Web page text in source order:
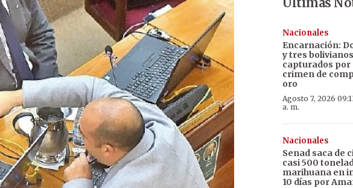
Nacionales
Encarnación:
y tres
capturados por
crimen de
oro
Agosto 7, 2026
a. m.
Nacionales
Senad saca de
casi 500
marihuana en
10 días por